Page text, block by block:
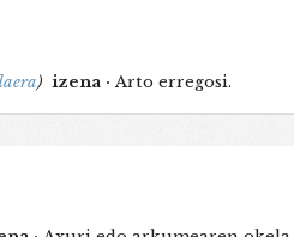
) izena · Arto erregosi.